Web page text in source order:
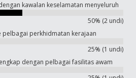
kawalan keselamatan menyeluruh
50% (2 undi)
pelbagai perkhidmatan kerajaan
25% (1 undi)
dengan pelbagai fasilitas awam